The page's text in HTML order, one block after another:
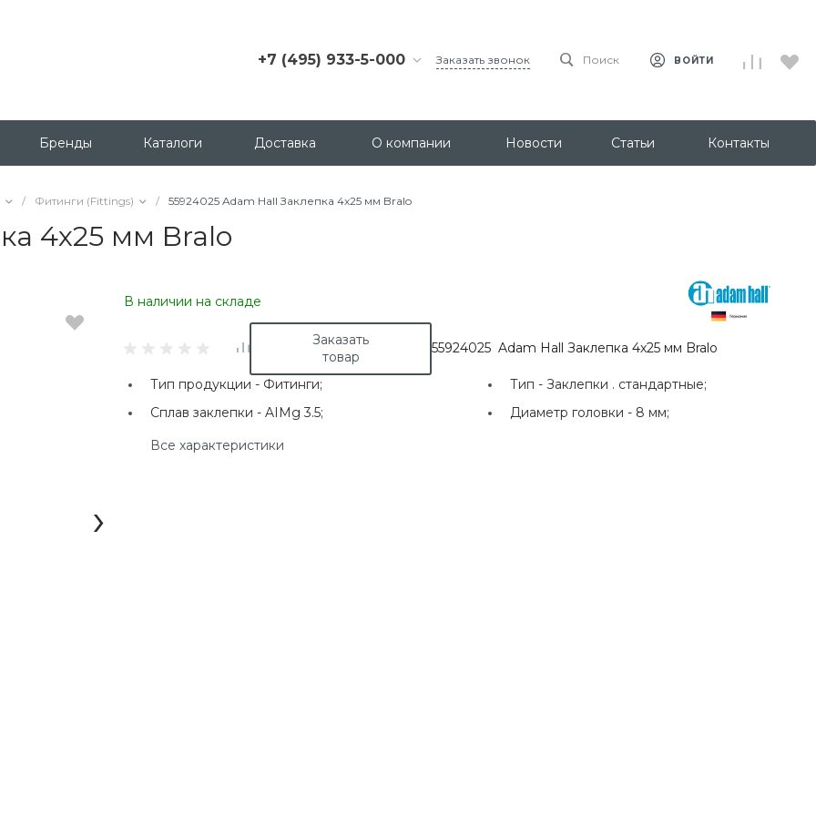
+7 (495) 933-5-000
г. Москва, ул.
Грузинский пер., д. 3 c1,
офис 158
+7 (923) 335-50-00
г. Красноярск, ул.
Партизана Железняка, д.
г. Екатеринбург, ул.
Заказать звонок Поиск ВОЙТИ
Бренды Каталоги Доставка О компании Новости Статьи Контакты
/ Фитинги (Fittings) / 55924025 Adam Hall Заклепка 4х25 мм Bralo
4х25 мм Bralo
›
В наличии на складе
Заказать
товар
55924025 Adam Hall Заклепка 4х25 мм Bralo
Тип продукции - Фитинги; Тип -Заклепки . стандартные;
Сплав заклепки -AIMg 3.5; Диаметр головки - 8 мм;
Все характеристики